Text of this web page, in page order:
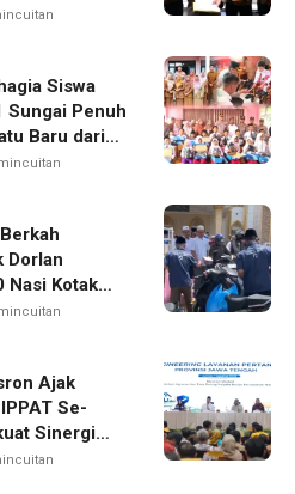
Siswa
Sungai Penuh
Baru dari
Dorlan
Nasi Kotak
Ajak
Se-
Sinergi